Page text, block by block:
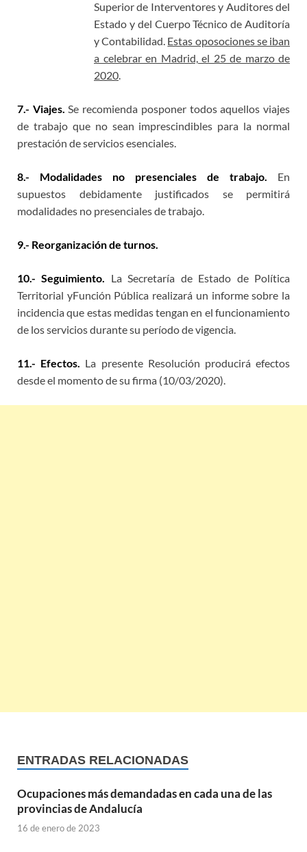
Superior de Interventores y Auditores del
Estado y del Cuerpo Técnico de Auditoría
y Contabilidad. Estas oposociones se iban
a celebrar en Madrid, el 25 de marzo de
2020
7.- Viajes. Se recomienda posponer todos aquellos viajes
de trabajo que no sean imprescindibles para la normal
prestación de servicios esenciales.
8.- Modalidades no presenciales de trabajo.
En
supuestos debidamente justificados se permitirá
modalidades no presenciales de trabajo.
9.- Reorganización de turnos.
10.- Seguimiento.
La Secretaría de Estado de Política
Territorial yFunción Pública realizará un informe sobre la
incidencia que estas medidas tengan en el funcionamiento
de los servicios durante su período de vigencia.
11.- Efectos.
La presente Resolución producirá efectos
desde el momento de su firma (10/03/2020).
ENTRADAS RELACIONADAS
Ocupaciones más demandadas en cada una de las
provincias de Andalucía
16 de enero de 2023